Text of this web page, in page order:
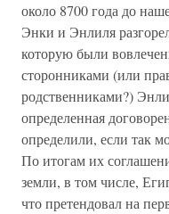
около 8700 года до
Энки и Энлиля
которую были
сторонниками (или
родственниками?)
определенная
определили, если так
По итогам их
земли, в том числе,
что претендовал на